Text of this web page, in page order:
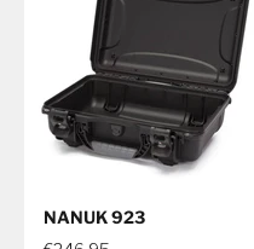
NANUK 923